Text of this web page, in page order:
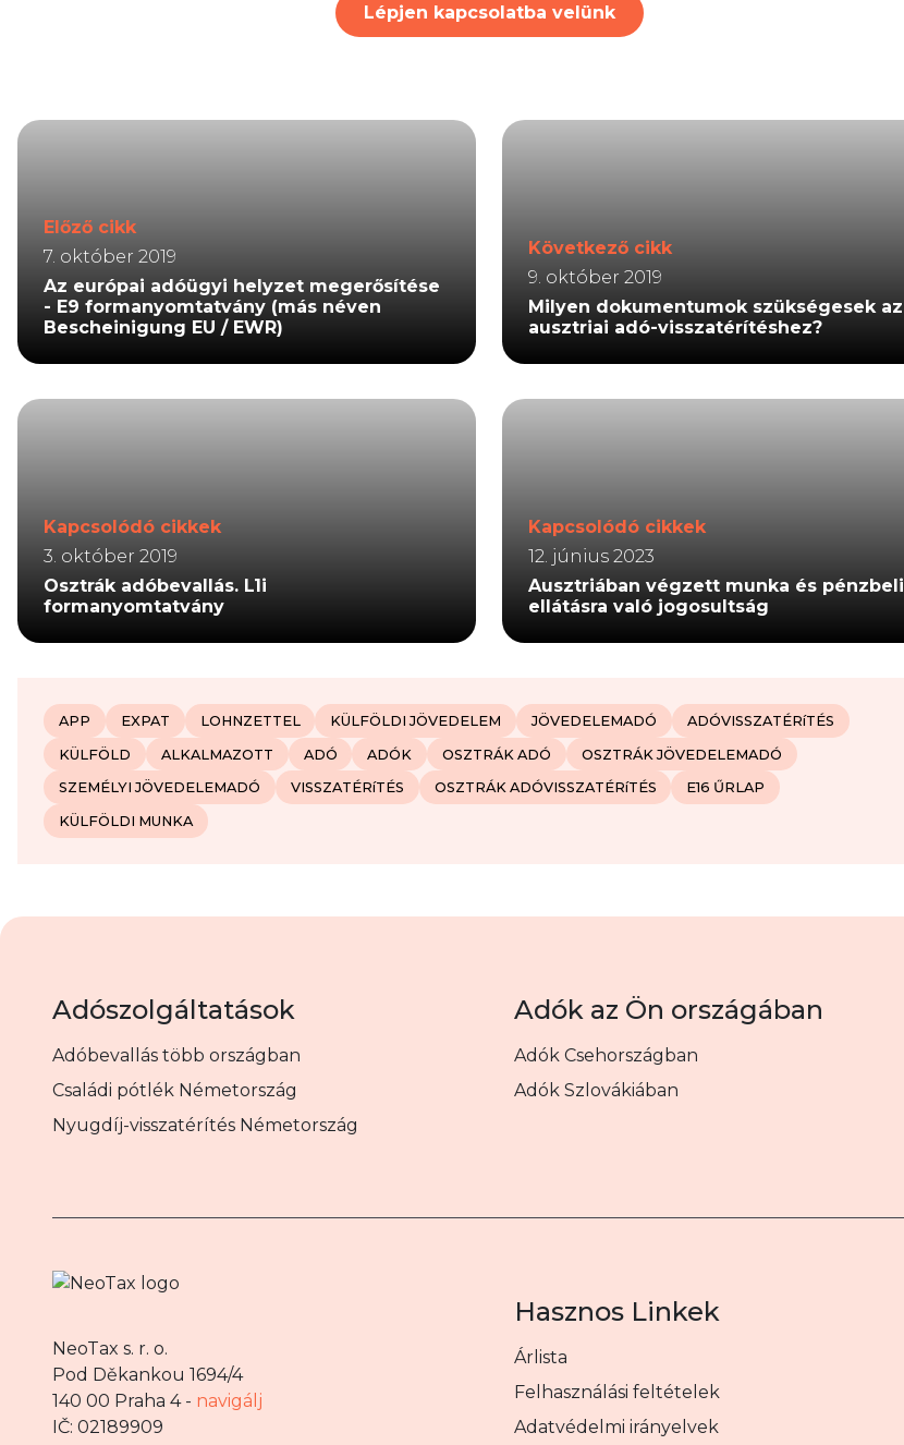
Lépjen kapcsolatba velünk
Előző cikk
7. október 2019
Az európai adóügyi helyzet megerősítése
- E9 formanyomtatvány (más néven
Bescheinigung EU / EWR)
Következő cikk
9. október 2019
Milyen dokumentumok szükségesek az
ausztriai adó-visszatérítéshez?
Kapcsolódó cikkek
3. október 2019
Osztrák adóbevallás. L1i
formanyomtatvány
Kapcsolódó cikkek
12. június 2023
Ausztriában végzett munka és pénzbeli
ellátásra való jogosultság
APP EXPAT LOHNZETTEL KÜLFÖLDI JÖVEDELEM JÖVEDELEMADÓ ADÓVISSZATÉRíTÉS
KÜLFÖLD ALKALMAZOTT ADÓ ADÓK OSZTRÁK ADÓ OSZTRÁK JÖVEDELEMADÓ
SZEMÉLYI JÖVEDELEMADÓ VISSZATÉRíTÉS OSZTRÁK ADÓVISSZATÉRíTÉS E16 ŰRLAP
KÜLFÖLDI MUNKA
Adószolgáltatások
Adóbevallás több országban
Családi pótlék Németország
Nyugdíj-visszatérítés Németország
Adók az Ön országában
Adók Csehországban
Adók Szlovákiában
NeoTax s. r. o.
Pod Děkankou 1694/4
140 00 Praha 4 - navigálj
IČ: 02189909
Hasznos Linkek
Árlista
Felhasználási feltételek
Adatvédelmi irányelvek